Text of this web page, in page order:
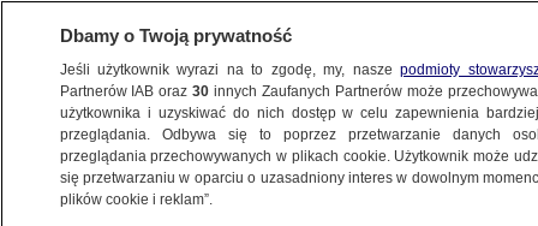
TOMASZÓW MAZOWIECKI
Ogień objął budynek. Strażacy
Dbamy o Twoją prywatność
Jeśli użytkownik wyrazi na to zgodę, my, naszepodmioty
Partnerów IAB oraz30 innych Zaufanych Partnerów może
użytkownika i uzyskiwać do nich dostęp w celu zapewnienia
przeglądania. Odbywa się to poprzez przetwarzanie danych
przeglądania przechowywanych w plikach cookie. Użytkownik może
się przetwarzaniu w oparciu o uzasadniony interes w dowolnym
plików cookie i reklam”.